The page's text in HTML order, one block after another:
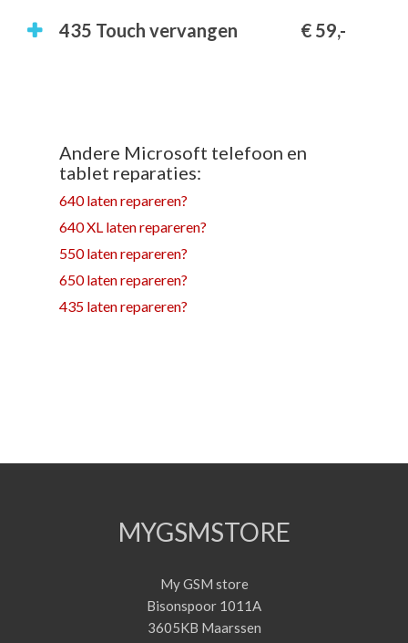
435 Touch vervangen
€ 59,-
Andere Microsoft telefoon en
tablet reparaties:
640 laten repareren?
640 XL laten repareren?
550 laten repareren?
650 laten repareren?
435 laten repareren?
MYGSMSTORE
My GSM store
Bisonspoor 1011A
3605KB Maarssen